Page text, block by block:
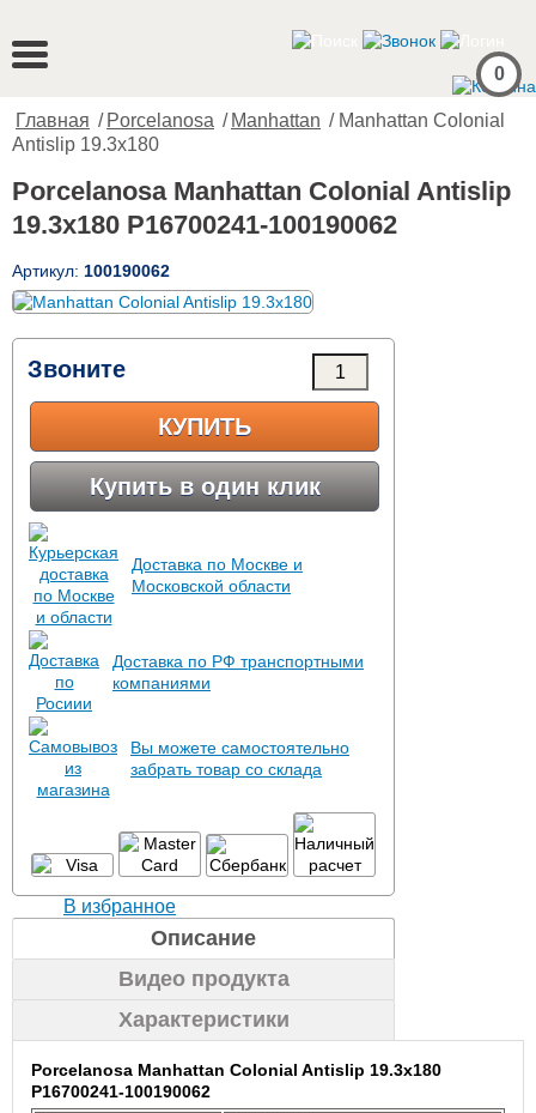
0
Главная / Porcelanosa / Manhattan / Manhattan Colonial
Antislip 19.3x180
Porcelanosa Manhattan Colonial Antislip
19.3x180 P16700241-100190062
Артикул: 100190062
Звоните
КУПИТЬ
Купить в один клик
Доставка по Москве и
Московской области
Доставка по РФ транспортными
компаниями
Вы можете самостоятельно
забрать товар со склада
В избранное
Описание
Видео продукта
Характеристики
Porcelanosa Manhattan Colonial Antislip 19.3x180
P16700241-100190062